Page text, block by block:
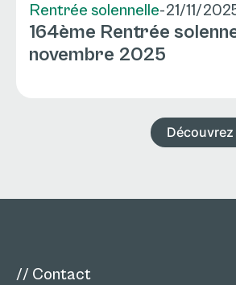
Rentrée solennelle-21/11/
164ème Rentrée
novembre 2025
// Contact